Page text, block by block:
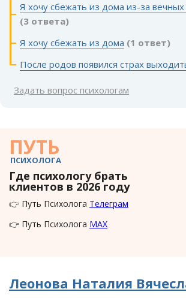
Я хочу сбежать из дома из-за вечных
(3 ответа)
Я хочу сбежать из дома (1 ответ)
После родов появился страх
Задать вопрос психологам
ПУТЬ
ПСИХОЛОГА
Где психологу брать
клиентов в 2026 году
👉 Путь Психолога Телеграм
👉 Путь Психолога MAX
Леонова Наталия